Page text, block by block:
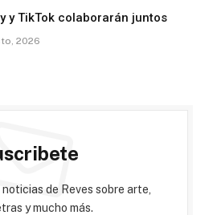
y TikTok colaborarán juntos
2026
de Reves sobre arte,
y mucho más.